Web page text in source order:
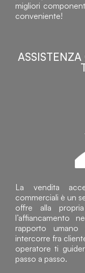
migliori
conveniente!
La vendita
commerciali è un
offre alla
l’affiancamento
rapporto
intercorre fra
operatore ti
passo a passo.